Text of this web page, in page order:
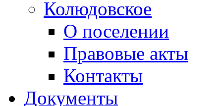
Колюдовское
О поселении
Правовые акты
Контакты
Документы